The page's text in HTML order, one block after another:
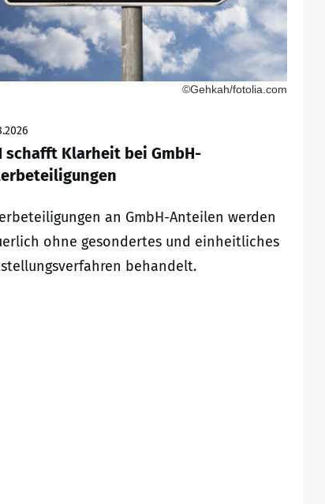
©Gehkah/fotolia.com
schafft Klarheit bei GmbH-
an GmbH-Anteilen werden
ohne gesondertes und einheitliches
behandelt.